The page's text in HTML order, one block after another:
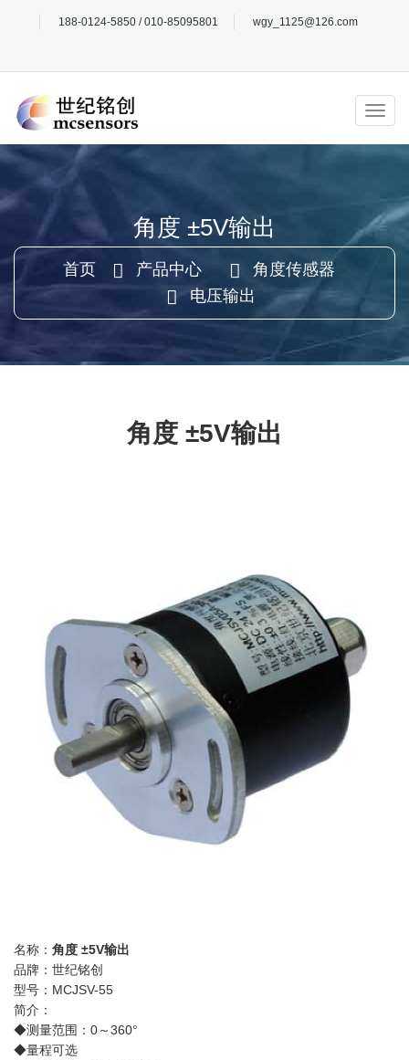
188-0124-5850 / 010-85095801 wgy_1125@126.com
角度 ±5V输出
首页 产品中心 > 角度传感器 >
电压输出
角度 ±5V输出
名称： 角度 ±5V输出
品牌：世纪铭创
型号：MCJSV-55
简介：
◆测量范围：0～360°
◆量程可选